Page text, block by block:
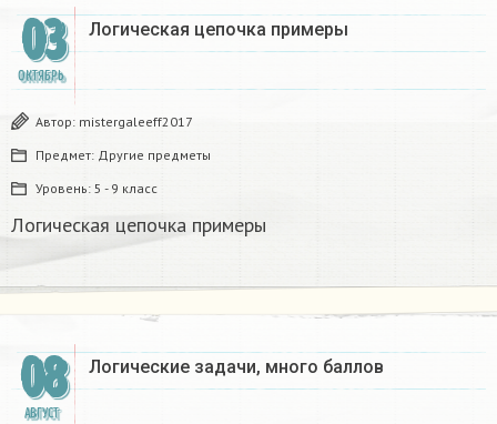
03
ОКТЯБРЬ
Логическая цепочка примеры
Автор: mistergaleeff2017
Предмет: Другие предметы
Уровень: 5 - 9 класс
Логическая цепочка примеры
08
АВГУСТ
Логические задачи, много баллов​